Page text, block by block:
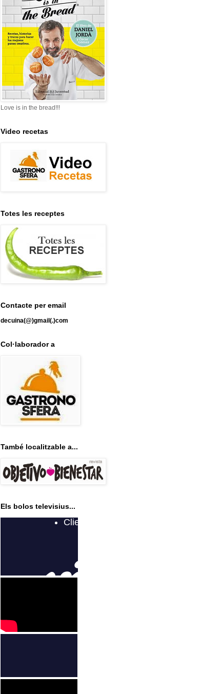
Love is in the bread!!!
Video recetas
Totes les receptes
Contacte per email
decuina(@)gmail(.)com
Col·laborador a
També localitzable a...
Els bolos televisius...